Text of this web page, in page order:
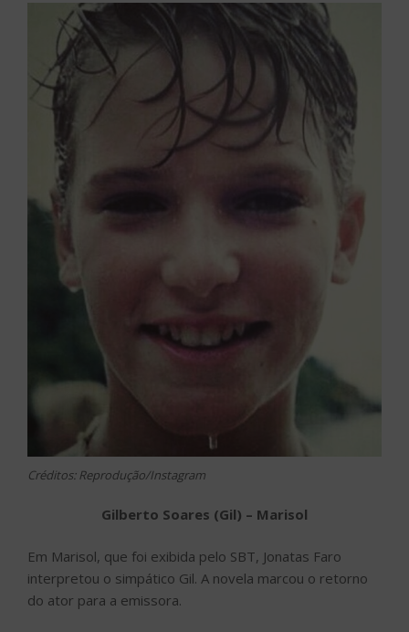
Créditos: Reprodução/Instagram
Gilberto Soares (Gil) – Marisol
Em Marisol, que foi exibida pelo SBT, Jonatas Faro
interpretou o simpático Gil. A novela marcou o retorno
do ator para a emissora.